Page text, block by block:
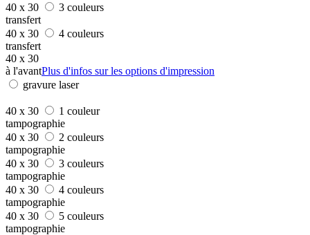
40 x 30
3 couleurs
transfert
40 x 30
4 couleurs
transfert
40 x 30
à l'avantPlus d'infos sur les options d'impression
gravure laser
40 x 30
1 couleur
tampographie
40 x 30
2 couleurs
tampographie
40 x 30
3 couleurs
tampographie
40 x 30
4 couleurs
tampographie
40 x 30
5 couleurs
tampographie